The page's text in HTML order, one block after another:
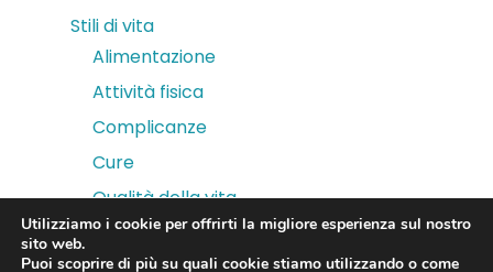
Stili di vita
Alimentazione
Attività fisica
Complicanze
Cure
Qualità della vita
Sfera emotiva
Utilizziamo i cookie per offrirti la migliore esperienza sul nostro
sito web.
Puoi scoprire di più su quali cookie stiamo utilizzando o come